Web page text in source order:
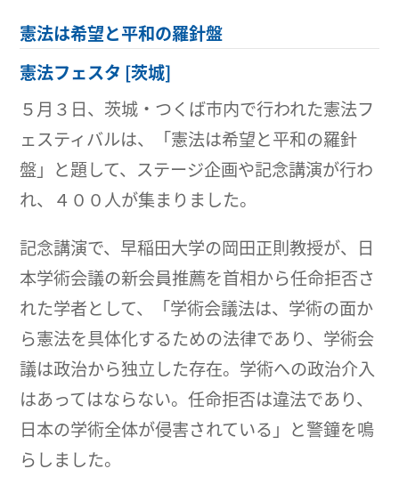
憲法は希望と平和の羅針盤
憲法フェスタ [茨城]
５月３日、茨城・つくば市内で行われた憲法フ
ェスティバルは、「憲法は希望と平和の羅針
盤」と題して、ステージ企画や記念講演が行わ
れ、４００人が集まりました。
記念講演で、早稲田大学の岡田正則教授が、日
本学術会議の新会員推薦を首相から任命拒否さ
れた学者として、「学術会議法は、学術の面か
ら憲法を具体化するための法律であり、学術会
議は政治から独立した存在。学術への政治介入
はあってはならない。任命拒否は違法であり、
日本の学術全体が侵害されている」と警鐘を鳴
らしました。